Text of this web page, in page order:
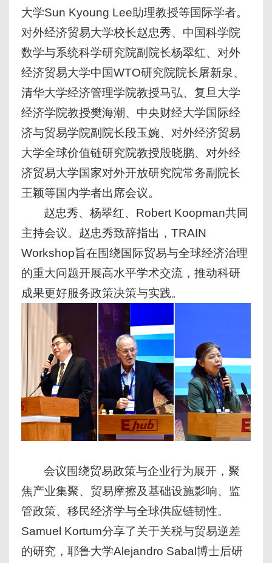
大学Sun Kyoung Lee助理教授等国际学者。
对外经济贸易大学校长赵忠秀、中国科学院
数学与系统科学研究院副院长杨翠红、对外
经济贸易大学中国WTO研究院院长屠新泉、
清华大学经济管理学院教授马弘、复旦大学
经济学院教授樊海潮、中央财经大学国际经
济与贸易学院副院长段玉婉、对外经济贸易
大学全球价值链研究院教授殷晓鹏、对外经
济贸易大学国家对外开放研究院常务副院长
王颖等国内学者出席会议。
赵忠秀、杨翠红、Robert Koopman共同
主持会议。赵忠秀致辞指出，TRAIN
Workshop旨在围绕国际贸易与全球经济治理
的重大问题开展高水平学术交流，推动科研
成果更好服务政策决策与实践。
会议围绕贸易政策与企业行为展开，聚
焦产业集聚、贸易摩擦及基础设施影响、监
管政策、移民经济学与全球供应链韧性。
Samuel Kortum分享了关于关税与贸易逆差
的研究，耶鲁大学Alejandro Sabal博士后研